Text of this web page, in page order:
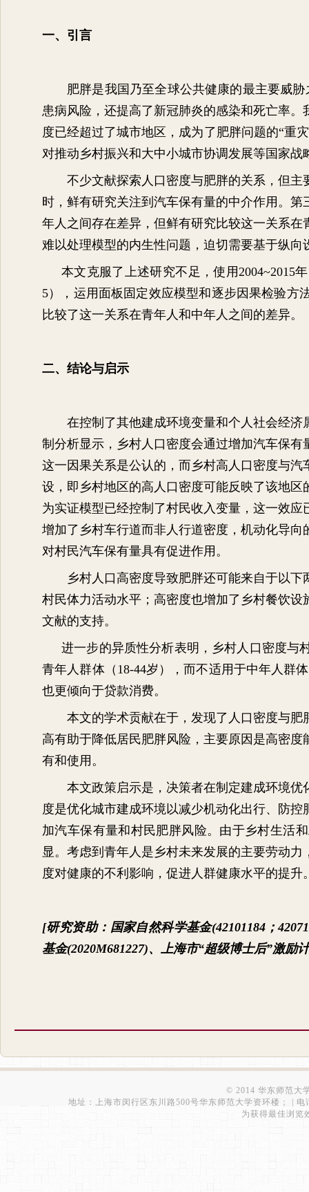
一、引言
肥胖是我国乃至全球公共健康的最主要威
患病风险，还提高了新冠肺炎的感染和死亡率
度已经超过了城市地区，成为了肥胖问题的“重
对推动乡村振兴和大中小城市协调发展等国家战
不少文献探索人口密度与肥胖的关系，但
时，鲜有研究关注到汽车保有量的中介作用。
年人之间存在差异，但鲜有研究比较这一关系
难以处理模型的内生性问题，迫切需要基于纵
本文克服了上述研究不足，使用 2004~2015
5），运用面板固定效应模型和逐步因果检验方
比较了这一关系在青年人和中年人之间的差异。
二、结论与启示
在控制了其他建成环境变量和个人社会经
制分析显示，乡村人口密度会通过增加汽车保
这一因果关系是公认的，而乡村高人口密度与
设，即乡村地区的高人口密度可能反映了该地
为实证模型已经控制了村民收入变量，这一效
增加了乡村车行道而非人行道密度，机动化导
对村民汽车保有量具有促进作用。
乡村人口高密度导致肥胖还可能来自于以
村民体力活动水平；高密度也增加了乡村餐饮
文献的支持。
进一步的异质性分析表明，乡村人口密度与
青年人群体（ 18-44岁），而不适用于中年人群
也更倾向于贷款消费。
本文的学术贡献在于，发现了人口密度与
高有助于降低居民肥胖风险，主要原因是高密
有和使用。
本文政策启示是，决策者在制定建成环境
度是优化城市建成环境以减少机动化出行、防
加汽车保有量和村民肥胖风险。由于乡村生活
显。考虑到青年人是乡村未来发展的主要劳动
度对健康的不利影响，促进人群健康水平的提升
[研究资助：国家自然科学基金(42101184；
基金(2020M681227)、上海市“超级博士后”激励
© 2014 华东师范大
地址：上海市闵行区东川路500号华东师范大学资环楼； |
为获得最佳浏览